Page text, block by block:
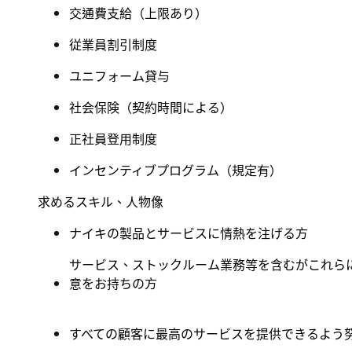
交通費支給（上限あり）
従業員割引制度
ユニフォーム貸与
社会保険（契約時間による）
正社員登用制度
インセンティブプログラム（規定有）
求めるスキル、人物像
ナイキの製品とサービスに情熱を注げる方
サービス、ストックルーム業務等を含むがこれ
意をお持ちの方
すべての顧客に最高のサービスを提供できるよう